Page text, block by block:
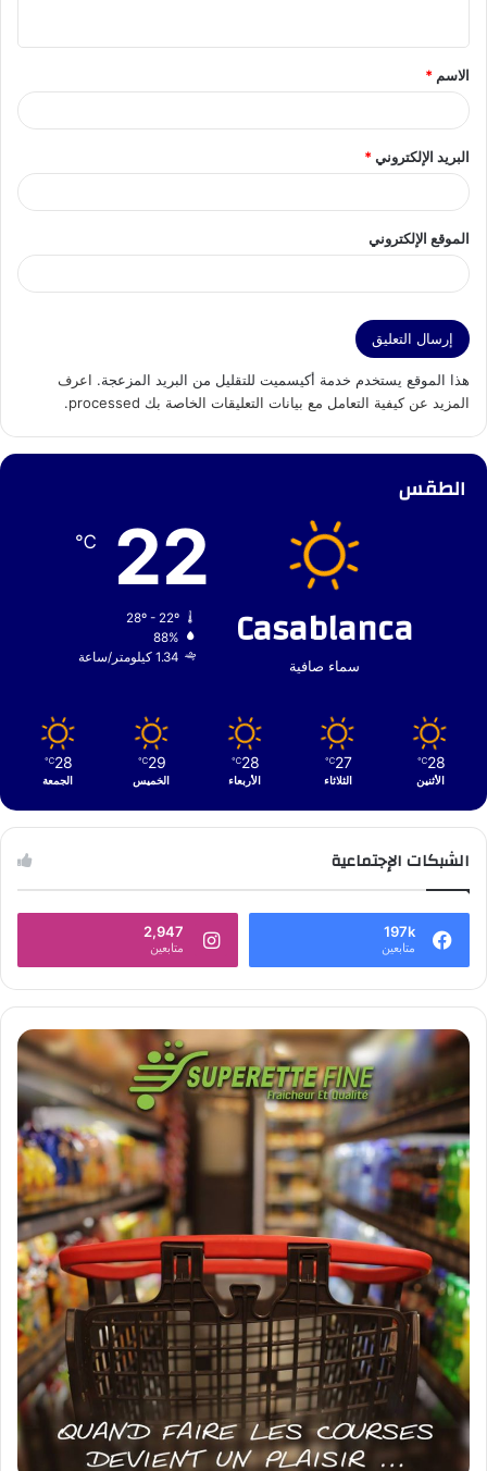
ق
*
الاسم *
البريد الإلكتروني*
الموقع الإلكتروني
هذا الموقع يستخدم خدمة أكيسميت للتقليل من البريد المزعجة. اعرف
المزيد عن كيفية التعامل مع بيانات التعليقات الخاصة بك processed
.
الطقس
Casablanca
سماء صافية
22
℃
28º - 22º
88%
1.34 كيلومتر/ساعة
28
℃
الأثنين
27
℃
الثلاثاء
28
℃
الأربعاء
29
℃
الخميس
28
℃
الجمعة
الشبكات الإجتماعية
197k
متابعين
2,947
متابعين